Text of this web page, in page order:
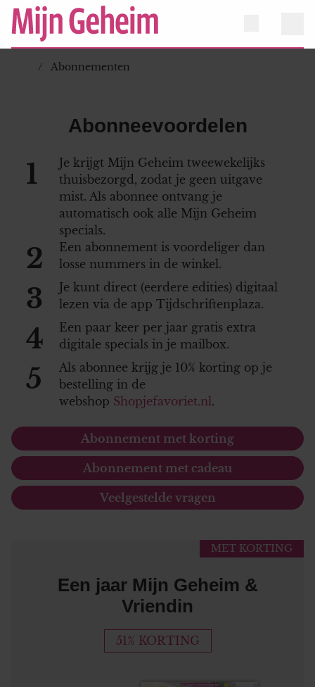
Abonnementen
Abonneevoordelen
1
Je krijgt Mijn Geheim tweewekelijks
thuisbezorgd, zodat je geen uitgave
mist. Als abonnee ontvang je
automatisch ook alle Mijn Geheim
specials.
2
Een abonnement is voordeliger dan
losse nummers in de winkel.
3
Je kunt direct (eerdere edities) digitaal
lezen via de app Tijdschriftenplaza.
4
Een paar keer per jaar gratis extra
digitale specials in je mailbox.
5
Als abonnee krijg je 10% korting op je
bestelling in de
webshop Shopjefavoriet.nl.
Abonnement met korting
Abonnement met cadeau
Veelgestelde vragen
MET KORTING
Een jaar Mijn Geheim &
Vriendin
51% KORTING